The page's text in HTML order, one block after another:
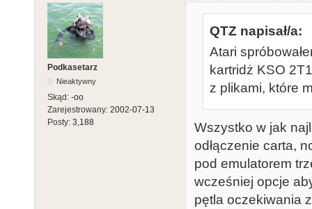
Podkasetarz
Nieaktywny
Skąd: -oo
Zarejestrowany: 2002-07-13
Posty: 3,188
QTZ napisał/a:
Atari
kartridż KSO
z plikami, które
Wszystko w jak
odłączenie carta,
pod emulatorem
wcześniej opcje
pętla oczekiwania